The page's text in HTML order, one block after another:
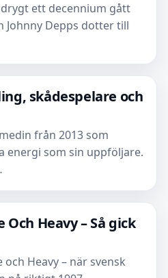
drygt ett decennium gått
Johnny Depps dotter till
skådespelare och
från 2013 som
energi som sin uppföljare.
Heavy – Så gick
Heavy – när svensk